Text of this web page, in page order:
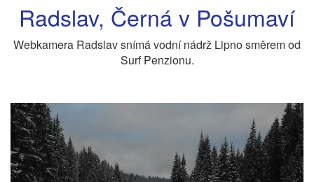
Radslav, Černá v Pošumaví
Webkamera Radslav snímá vodní nádrž Lipno směrem od
Surf Penzionu.